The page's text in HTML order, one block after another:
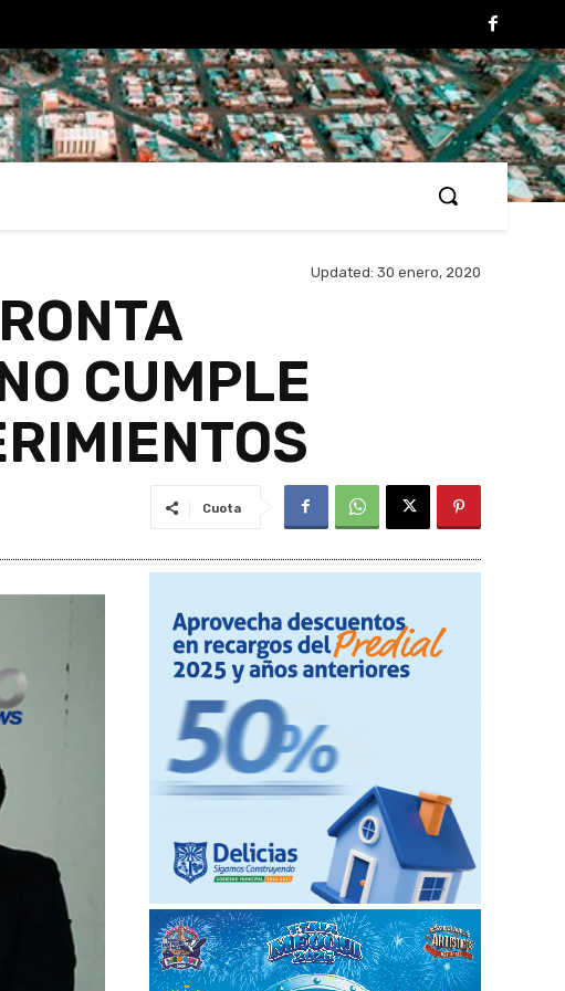
Updated: 30 enero, 2020
CUMPLE
Cuota